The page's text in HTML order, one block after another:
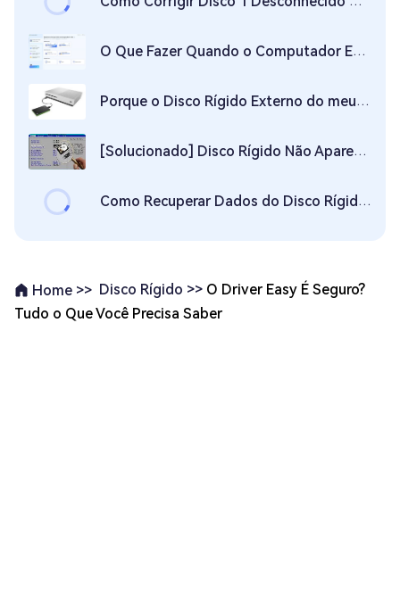
O Que Fazer Quando o Computador Está Usando 100% do Disco
Porque o Disco Rígido Externo do meu Xbox Não Funciona e Como Corrigir Isso?
[Solucionado] Disco Rígido Não Aparece nas Opções da BIOS
Como Recuperar Dados do Disco Rígido Travado?
Home >> Disco Rígido >> O Driver Easy É Seguro?
Tudo o Que Você Precisa Saber